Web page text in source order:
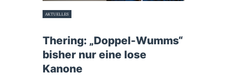
AKTUELLES
Thering: „Doppel-Wumms“
bisher nur eine lose
Kanone